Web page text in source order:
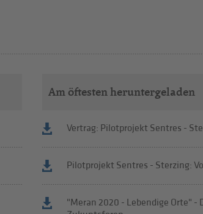
Am öftesten heruntergeladen
Vertrag: Pilotprojekt Sentres -
Pilotprojekt Sentres - Sterzing:
"Meran 2020 - Lebendige Orte" -